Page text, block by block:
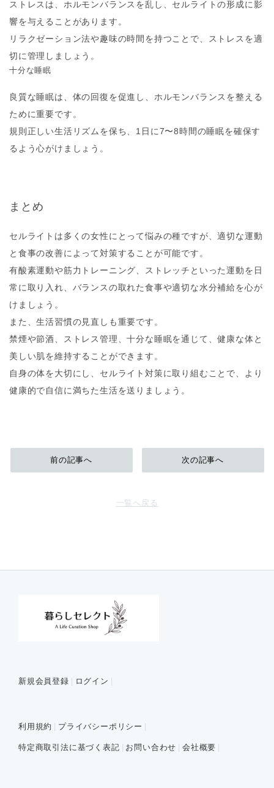
ストレスは、ホルモンバランスを乱し、セルライトの形成に影
響を与えることがあります。
リラクゼーション法や趣味の時間を持つことで、ストレスを適
切に管理しましょう。
十分な睡眠
良質な睡眠は、体の回復を促進し、ホルモンバランスを整える
ために重要です。
規則正しい生活リズムを保ち、1日に7〜8時間の睡眠を確保す
るよう心がけましょう。
まとめ
セルライトは多くの女性にとって悩みの種ですが、適切な運動
と食事の改善によって対策することが可能です。
有酸素運動や筋力トレーニング、ストレッチといった運動を日
常に取り入れ、バランスの取れた食事や適切な水分補給を心が
けましょう。
また、生活習慣の見直しも重要です。
禁煙や節酒、ストレス管理、十分な睡眠を通じて、健康な体と
美しい肌を維持することができます。
自身の体を大切にし、セルライト対策に取り組むことで、より
健康的で自信に満ちた生活を送りましょう。
前の記事へ
一覧へ戻る
次の記事へ
新規会員登録 ログイン
利用規約 プライバシーポリシー
特定商取引法に基づく表記 お問い合わせ 会社概要